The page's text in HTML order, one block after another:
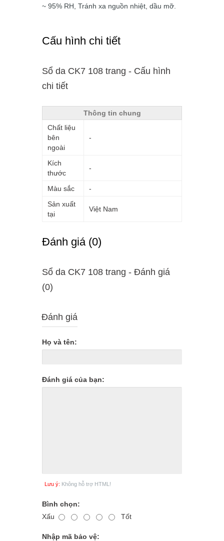
~ 95% RH, Tránh xa nguồn nhiệt, dầu mỡ.
Cấu hình chi tiết
Sổ da CK7 108 trang - Cấu hình
chi tiết
Thông tin chung
Chất liệu
bên
ngoài
-
Kích
thước
-
Màu sắc
-
Sản xuất
tại
Việt Nam
Ðánh giá (0)
Sổ da CK7 108 trang - Ðánh giá
(0)
Đánh giá
Họ và tên:
Đánh giá của bạn:
Lưu ý: Không hỗ trợ HTML!
Bình chọn:
Xấu
Tốt
Nhập mã bảo vệ: